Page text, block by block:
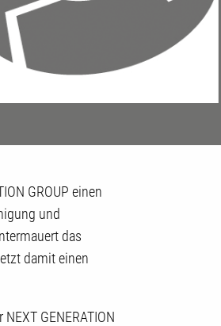
GROUP einen
und
das
damit einen
GENERATION